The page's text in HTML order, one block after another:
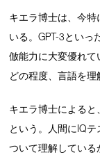
キエラ博士は、今
いる。GPT-3といっ
倣能力に大変優れ
どの程度、言語を理
キエラ博士による
という。人間にIQ
ついて理解している